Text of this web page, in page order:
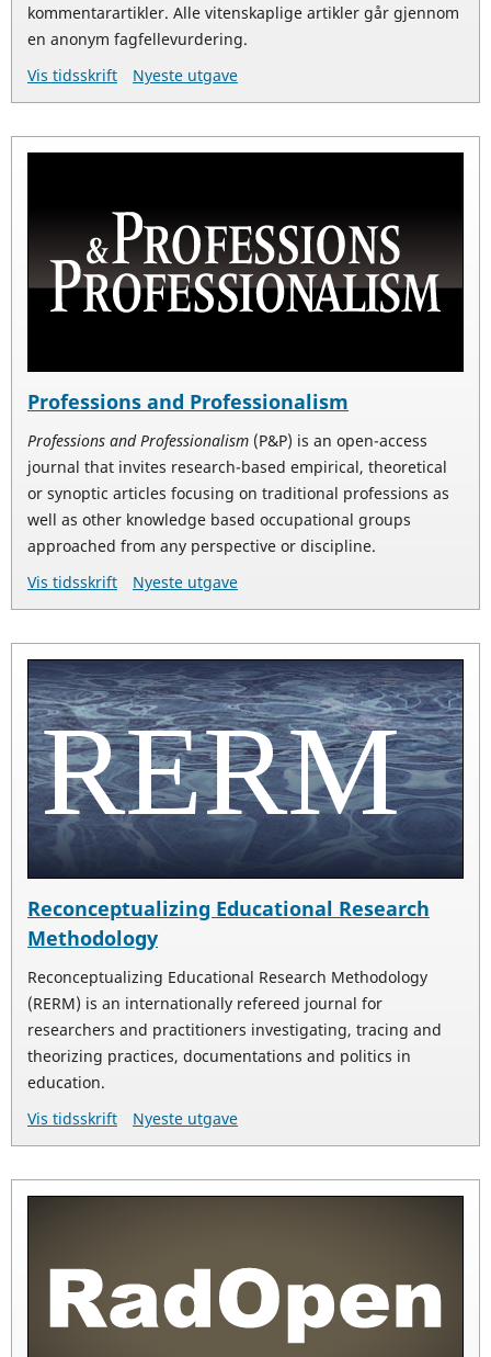
kommentarartikler. Alle vitenskaplige artikler går gjennom
en anonym fagfellevurdering.
Vis tidsskrift
Nyeste utgave
Professions and Professionalism
Professions and Professionalism(P&P) is an open-access
journal that invites research-based empirical, theoretical
or synoptic articles focusing on traditional professions as
well as other knowledge based occupational groups
approached from any perspective or discipline.
Vis tidsskrift
Nyeste utgave
Reconceptualizing Educational Research
Methodology
Reconceptualizing Educational Research Methodology
(RERM) is an internationally refereed journal for
researchers and practitioners investigating, tracing and
theorizing practices, documentations and politics in
education.
Vis tidsskrift
Nyeste utgave